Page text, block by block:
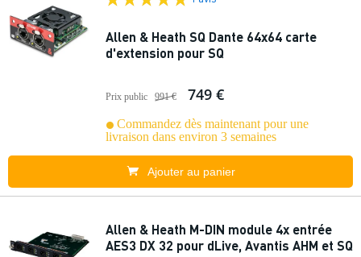
Allen & Heath SQ Dante 64x64 carte
d'extension pour SQ
Prix public 991 € 749 €
Commandez dès maintenant pour une
livraison dans environ 3 semaines
Ajouter au panier
Allen & Heath M-DIN module 4x entrée
AES3 DX 32 pour dLive, Avantis AHM et SQ